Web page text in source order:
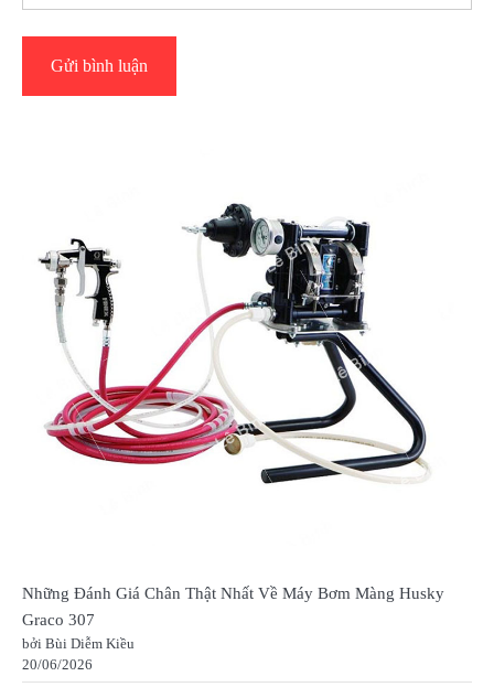
Những Đánh Giá Chân Thật Nhất Về Máy Bơm Màng Husky
Graco 307
bởi Bùi Diễm Kiều
20/06/2026